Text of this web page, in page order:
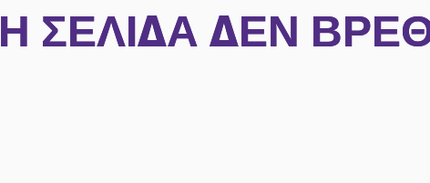
Η ΣΕΛΊΔΑ ΔΕΝ